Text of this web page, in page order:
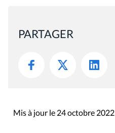
PARTAGER
Mis à jour le 24 octobre 2022